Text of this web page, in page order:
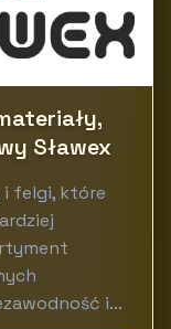
Sławex
i felgi, które
i...